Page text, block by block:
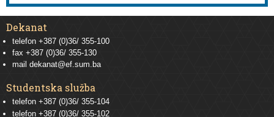
Dekanat
telefon +387 (0)36/ 355-100
fax +387 (0)36/ 355-130
mail dekanat@ef.sum.ba
Studentska služba
telefon +387 (0)36/ 355-104
telefon +387 (0)36/ 355-102